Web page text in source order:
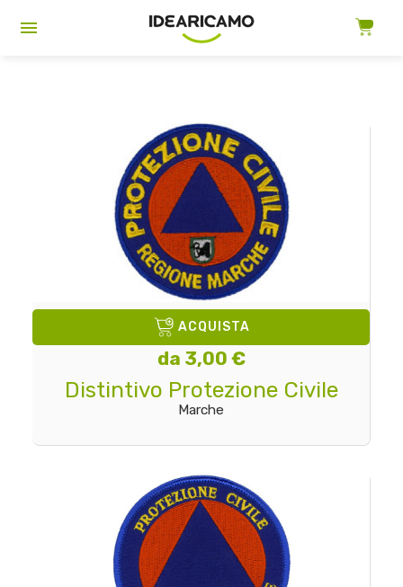
ACQUISTA
da 3,00 €
Distintivo Protezione Civile
Marche